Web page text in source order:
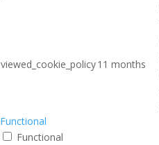
viewed_cookie_policy11 months
Functional
Functional